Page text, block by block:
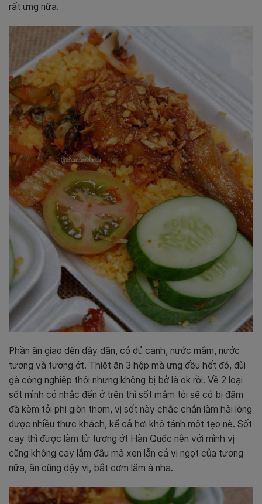
rất ưng nữa.
Phần ăn giao đến đầy đặn, có đủ canh, nước mắm, nước
tương và tương ớt. Thiệt ăn 3 hộp mà ưng đều hết đó, đùi
gà công nghiệp thôi nhưng không bị bở là ok rồi. Về 2 loại
sốt mình có nhắc đến ở trên thì sốt mắm tỏi sẽ có bị đậm
đà kèm tỏi phi giòn thơm, vị sốt này chắc chắn làm hài lòng
được nhiều thực khách, kể cả hơi khó tánh một tẹo nè. Sốt
cay thì được làm từ tương ớt Hàn Quốc nên với mình vị
cũng không cay lắm đâu mà xen lẫn cả vị ngọt của tương
nữa, ăn cũng dậy vị, bắt cơm lắm à nha.